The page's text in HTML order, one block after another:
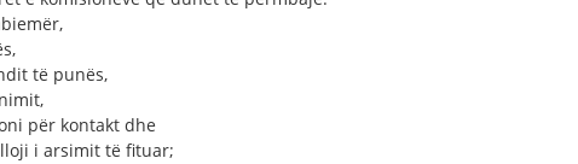
të punës,
për kontakt dhe
i arsimit të fituar;